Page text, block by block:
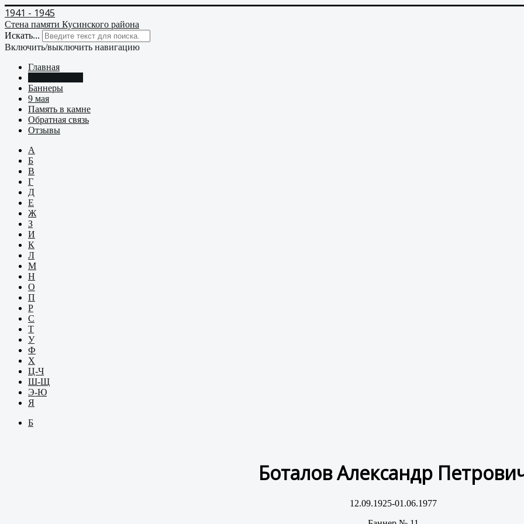
1941 - 1945
Стена памяти Кусинского района
Искать...
Включить/выключить навигацию
Главная
Баннеры
9 мая
Память в камне
Обратная связь
Отзывы
А
Б
В
Г
Д
Е
Ж
З
И
К
Л
М
Н
О
П
Р
С
Т
У
Ф
Х
Ц-Ч
Ш-Щ
Э-Ю
Я
Б
Боталов Александр
12.09.1925-01.06.1977